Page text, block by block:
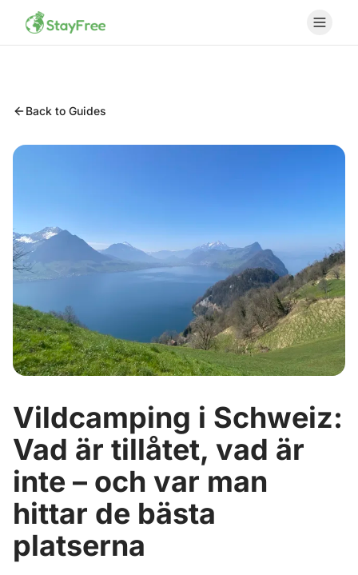
Back to Guides
Vildcamping i Schweiz:
Vad är tillåtet, vad är
inte – och var man
hittar de bästa
platserna